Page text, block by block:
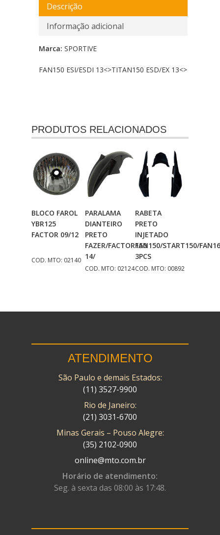
Descrição
Informação adicional
Marca: SPORTIVE
FAN150 ESI/ESDI 13<>TITAN150 ESD/EX 13<>
PRODUTOS RELACIONADOS
Adicionar
Ao Carrinho
BLOCO FAROL
YBR125
FACTOR 09/12
COD. MTO: 02140
Adicionar
Ao Carrinho
PARALAMA
DIANTEIRO
PRETO
FAZER/FACTOR150
14/
COD. MTO: 02124
Adicionar
Ao Carrinho
RABETA
PRETO
INJETADO
FAN150/START150/
3PCS
COD. MTO: 00892
ATENDIMENTO
São Paulo e demais Estados:
(11) 3527-9900
Rio de Janeiro:
(21) 3031-6700
Minas Gerais – Pouso Alegre:
(35) 2102-0900
online@mto.com.br
Horário de atendimento:
Seg. à sexta das 08:00 às 17:48.